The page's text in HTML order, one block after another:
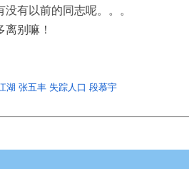
有以前的同志呢。。。
别嘛！
湖 张五丰 失踪人口 段慕宇